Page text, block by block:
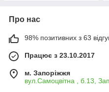
Про нас
98% позитивних з 63
Працює з 23.10.2017
м. Запоріжжя
вул.Самоцвітна , б.13,